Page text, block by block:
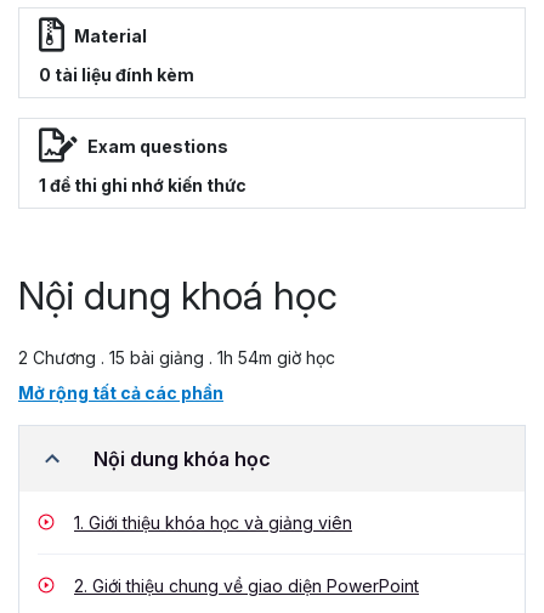
Material
0 tài liệu đính kèm
Exam questions
1 đề thi ghi nhớ kiến thức
Nội dung khoá học
2 Chương . 15 bài giảng . 1h 54m giờ học
Mở rộng tất cả các phần
Nội dung khóa học
1. Giới thiệu khóa học và giảng viên
2. Giới thiệu chung về giao diện PowerPoint